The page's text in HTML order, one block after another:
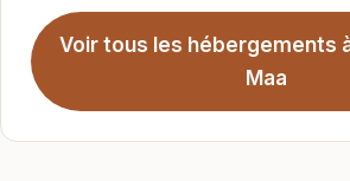
Voir tous les hébergements
Maa